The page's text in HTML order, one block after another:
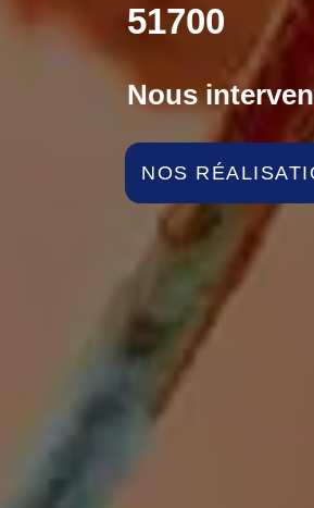
51700
Nous
NOS